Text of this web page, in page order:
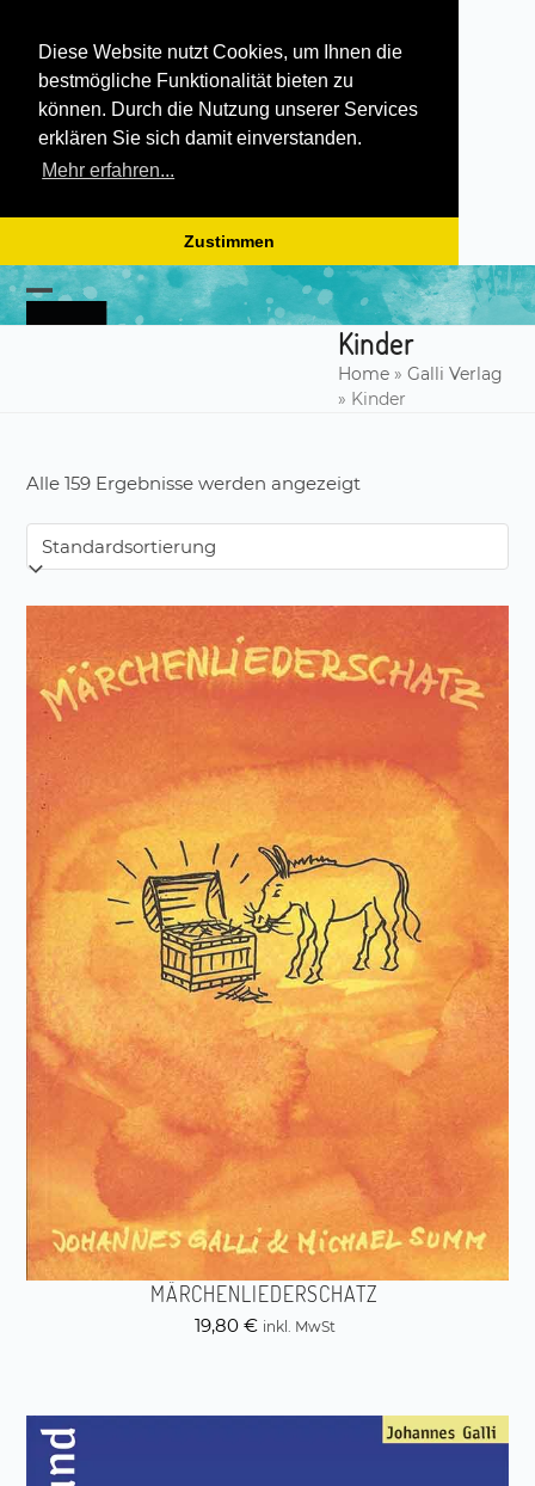
Diese Website nutzt Cookies, um Ihnen die
bestmögliche Funktionalität bieten zu
können. Durch die Nutzung unserer Services
erklären Sie sich damit einverstanden.
Mehr erfahren...
Zustimmen
Skip
to
content
Open
Close
Kinder
Home» Galli Verlag
» Kinder
Alle 159 Ergebnisse werden angezeigt
MÄRCHENLIEDERSCHATZ
19,80 € inkl. MwSt